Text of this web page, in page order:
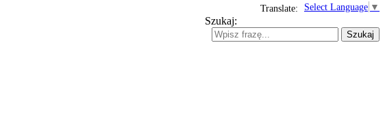
Select Language ▼
Translate:
Szukaj:
Szukaj